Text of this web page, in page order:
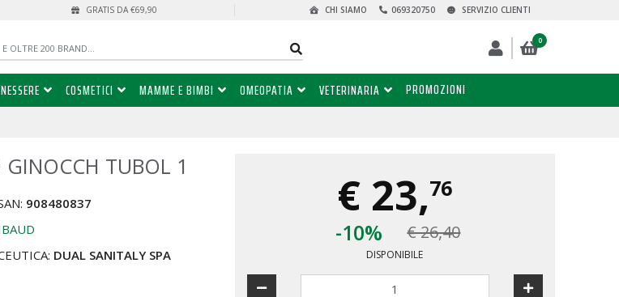
GRATIS DA €69,90 SERVIZIO CLIENTI
069320750
CHI SIAMO
0
COSMETICI MAMME E BIMBI OMEOPATIA VETERINARIA PROMOZIONI
GINOCCH TUBOL 1
908480837
DUAL SANITALY SPA
€ 23,76
-10%
€ 26,40
DISPONIBILE